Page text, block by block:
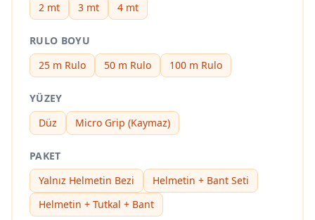
2 mt
3 mt 4 mt
RULO BOYU
25 m Rulo
50 m Rulo 100 m Rulo
YÜZEY
Düz
Micro Grip (Kaymaz)
PAKET
Yalnız Helmetin Bezi
Helmetin + Bant Seti
Helmetin + Tutkal + Bant